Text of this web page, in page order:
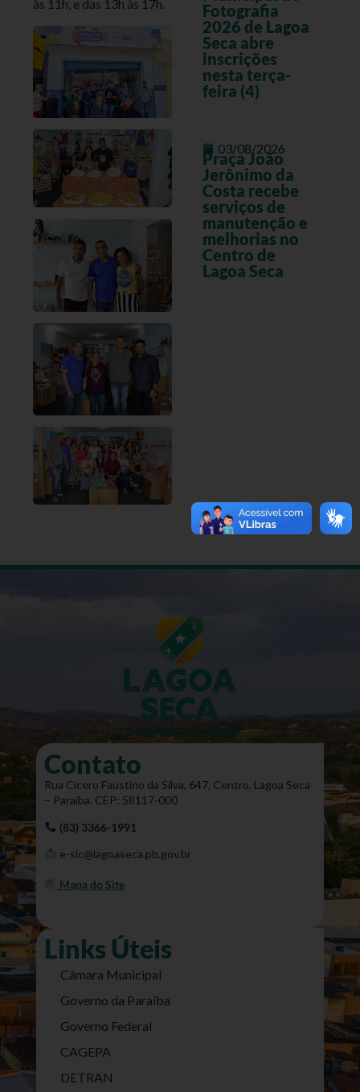
às 11h, e das 13h às 17h.
Fotografia
2026 de Lagoa
Seca abre
inscrições
nesta terça-
feira (4)
03/08/2026
Praça João
Jerônimo da
Costa recebe
serviços de
manutenção e
melhorias no
Centro de
Lagoa Seca
Contato
Rua Cícero Faustino da Silva, 647, Centro, Lagoa Seca
– Paraíba. CEP: 58117-000
(83) 3366-1991
e-sic@lagoaseca.pb.gov.br
Mapa do Site
Links Úteis
Câmara Municipal
Governo da Paraíba
Governo Federal
CAGEPA
DETRAN